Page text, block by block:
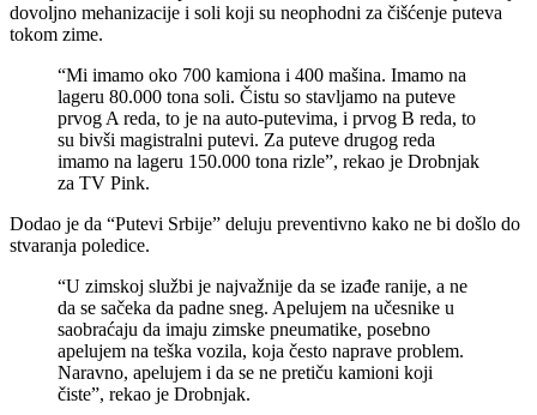
dovoljno mehanizacije i soli koji su neophodni za čišćenje puteva
tokom zime.
“Mi imamo oko 700 kamiona i 400 mašina. Imamo na
lageru 80.000 tona soli. Čistu so stavljamo na puteve
prvog A reda, to je na auto-putevima, i prvog B reda, to
su bivši magistralni putevi. Za puteve drugog reda
imamo na lageru 150.000 tona rizle”, rekao je Drobnjak
za TV Pink.
Dodao je da “Putevi Srbije” deluju preventivno kako ne bi došlo do
stvaranja poledice.
“U zimskoj službi je najvažnije da se izađe ranije, a ne
da se sačeka da padne sneg. Apelujem na učesnike u
saobraćaju da imaju zimske pneumatike, posebno
apelujem na teška vozila, koja često naprave problem.
Naravno, apelujem i da se ne pretiču kamioni koji
čiste”, rekao je Drobnjak.